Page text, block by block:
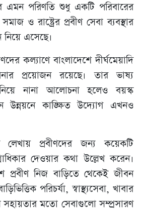
পরিণতি শুধু একটি পরিবারের
ও রাষ্ট্রের প্রবীণ সেবা ব্যবস্থার
নিয়ে এসেছে।
কল্যাণে বাংলাদেশে দীর্ঘমেয়াদি
প্রয়োজন রয়েছে। তার ভাষ্য
নিয়ে নানা আলোচনা হলেও বয়স্ক
উন্নয়নে কাঙ্ক্ষিত উদ্যোগ এখনও
লেখায় প্রবীণদের জন্য কয়েকটি
দেওয়ার কথা উল্লেখ করেন।
প্রবীণ নিজ বাড়িতে থেকেই জীবন
পরিচর্যা, স্বাস্থ্যসেবা, খাবার
মতো সেবাগুলো সম্প্রসারণ